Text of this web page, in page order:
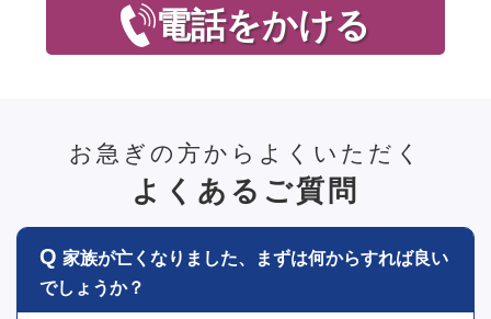
電話をかける
お急ぎの方からよくいただく
よくあるご質問
家族が亡くなりました、まずは何からすれば良い
でしょうか？